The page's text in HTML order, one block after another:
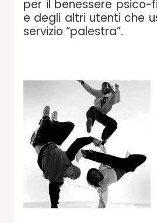
per il benessere psico-
e degli altri utenti che
servizio “palestra”.